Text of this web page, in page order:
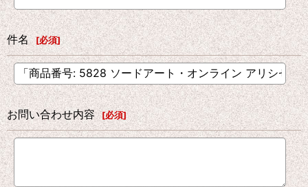
件名 [必須]
お問い合わせ内容 [必須]